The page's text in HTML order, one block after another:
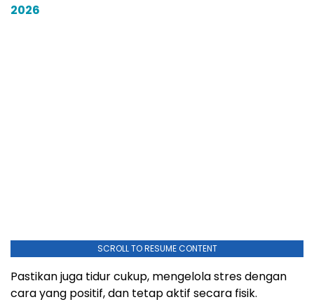
2026
SCROLL TO RESUME CONTENT
Pastikan juga tidur cukup, mengelola stres dengan
cara yang positif, dan tetap aktif secara fisik.